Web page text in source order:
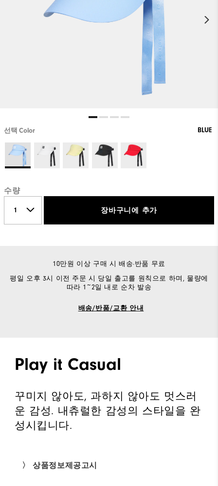
선택 Color BLUE
수량
장바구니에 추가
10만원 이상 구매 시 배송·반품 무료
평일 오후 3시 이전 주문 시 당일 출고를 원칙으로 하며, 물량에
따라 1~2일 내로 순차 발송
배송/반품/교환 안내
Play it Casual
꾸미지 않아도, 과하지 않아도 멋스러
운 감성. 내츄럴한 감성의 스타일을 완
성시킵니다.
〉 상품정보제공고시